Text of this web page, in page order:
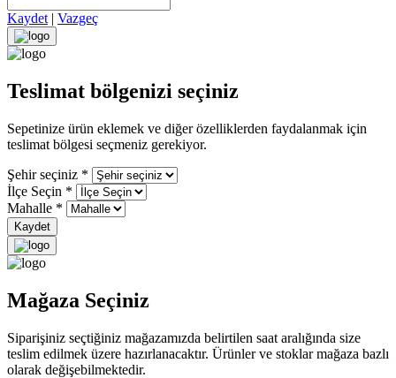
Kaydet | Vazgeç
Teslimat bölgenizi seçiniz
Sepetinize ürün eklemek ve diğer özelliklerden faydalanmak için
teslimat bölgesi seçmeniz gerekiyor.
Şehir seçiniz *
İlçe Seçin *
Mahalle *
Kaydet
Mağaza Seçiniz
Siparişiniz seçtiğiniz mağazamızda belirtilen saat aralığında size
teslim edilmek üzere hazırlanacaktır. Ürünler ve stoklar mağaza bazlı
olarak değişebilmektedir.